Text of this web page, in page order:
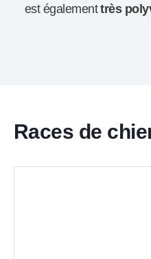
est égalementtrès
Races de